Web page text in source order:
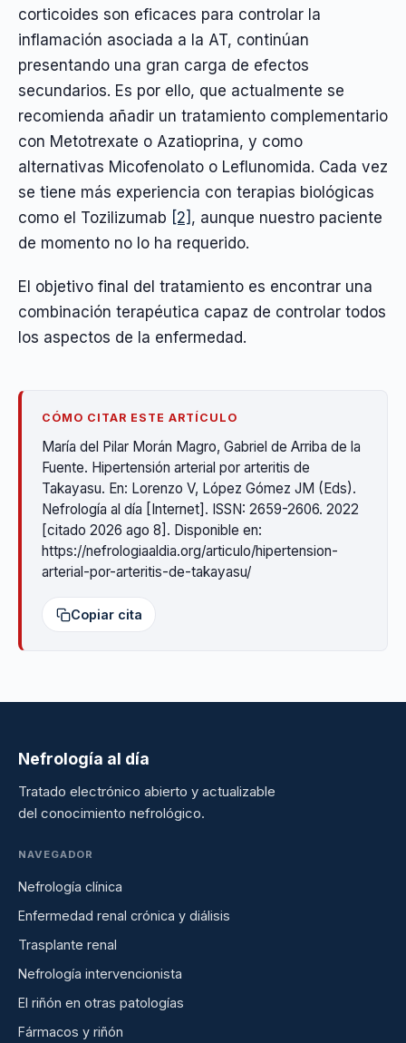
corticoides son eficaces para controlar la
inflamación asociada a la AT, continúan
presentando una gran carga de efectos
secundarios. Es por ello, que actualmente se
recomienda añadir un tratamiento complementario
con Metotrexate o Azatioprina, y como
alternativas Micofenolato o Leflunomida. Cada vez
se tiene más experiencia con terapias biológicas
como el Tozilizumab [2] , aunque nuestro paciente
de momento no lo ha requerido.
El objetivo final del tratamiento es encontrar una
combinación terapéutica capaz de controlar todos
los aspectos de la enfermedad.
CÓMO CITAR ESTE ARTÍCULO
María del Pilar Morán Magro, Gabriel de Arriba de la
Fuente. Hipertensión arterial por arteritis de
Takayasu. En: Lorenzo V, López Gómez JM (Eds).
Nefrología al día [Internet]. ISSN: 2659-2606. 2022
[citado 2026 ago 8]. Disponible en:
https://nefrologiaaldia.org/articulo/hipertension-
arterial-por-arteritis-de-takayasu/
Copiar cita
Nefrología al día
Tratado electrónico abierto y actualizable
del conocimiento nefrológico.
NAVEGADOR
Nefrología clínica
Enfermedad renal crónica y diálisis
Trasplante renal
Nefrología intervencionista
El riñón en otras patologías
Fármacos y riñón